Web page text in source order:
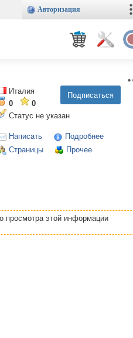
Авторизация
Италия
0
0
Статус не указан
Написать
Подробнее
Страницы
Прочее
просмотра этой информации